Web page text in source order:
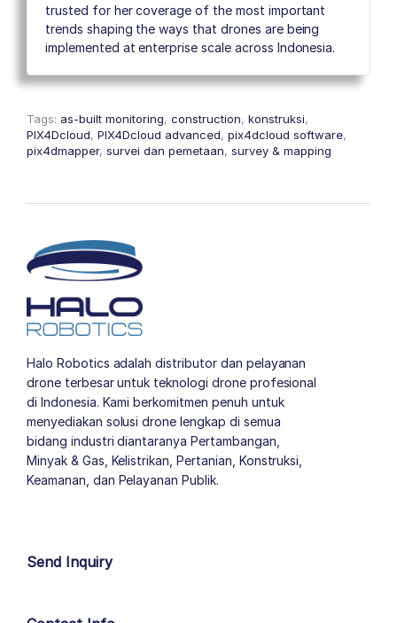
trusted for her coverage of the most important
trends shaping the ways that drones are being
implemented at enterprise scale across Indonesia.
Tags: as-built monitoring, construction, konstruksi,
PIX4Dcloud, PIX4Dcloud advanced, pix4dcloud software,
pix4dmapper, survei dan pemetaan, survey & mapping
Halo Robotics adalah distributor dan pelayanan
drone terbesar untuk teknologi drone profesional
di Indonesia. Kami berkomitmen penuh untuk
menyediakan solusi drone lengkap di semua
bidang industri diantaranya Pertambangan,
Minyak & Gas, Kelistrikan, Pertanian, Konstruksi,
Keamanan, dan Pelayanan Publik.
Send Inquiry